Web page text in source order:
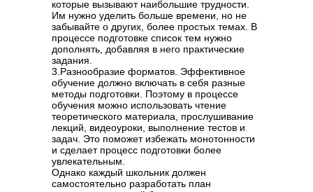
которые вызывают наибольшие трудности.
Им нужно уделить больше времени, но не
забывайте о других, более простых темах. В
процессе подготовке список тем нужно
дополнять, добавляя в него практические
задания.
3.Разнообразие форматов. Эффективное
обучение должно включать в себя разные
методы подготовки. Поэтому в процессе
обучения можно использовать чтение
теоретического материала, прослушивание
лекций, видеоуроки, выполнение тестов и
задач. Это поможет избежать монотонности
и сделает процесс подготовки более
увлекательным.
Однако каждый школьник должен
самостоятельно разработать план